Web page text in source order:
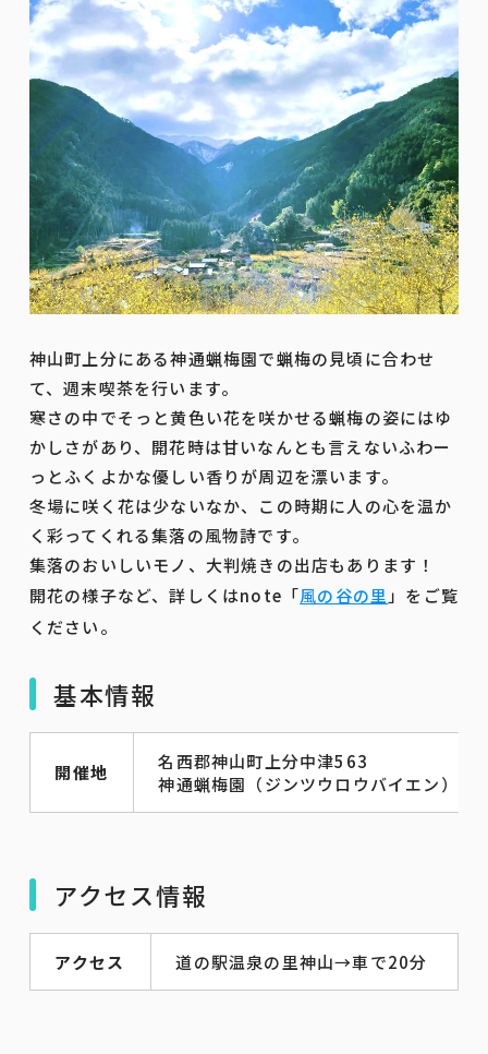
神山町上分にある神通蝋梅園で蝋梅の見頃に合わせ
て、週末喫茶を行います。
寒さの中でそっと黄色い花を咲かせる蝋梅の姿にはゆ
かしさがあり、開花時は甘いなんとも言えないふわー
っとふくよかな優しい香りが周辺を漂います。
冬場に咲く花は少ないなか、この時期に人の心を温か
く彩ってくれる集落の風物詩です。
集落のおいしいモノ、大判焼きの出店もあります！
開花の様子など、詳しくはnote「風の谷の里」をご覧
ください。
基本情報
開催地
名西郡神山町上分中津563
神通蝋梅園（ジンツウロウバイエン）
アクセス情報
アクセス 道の駅温泉の里神山→車で20分